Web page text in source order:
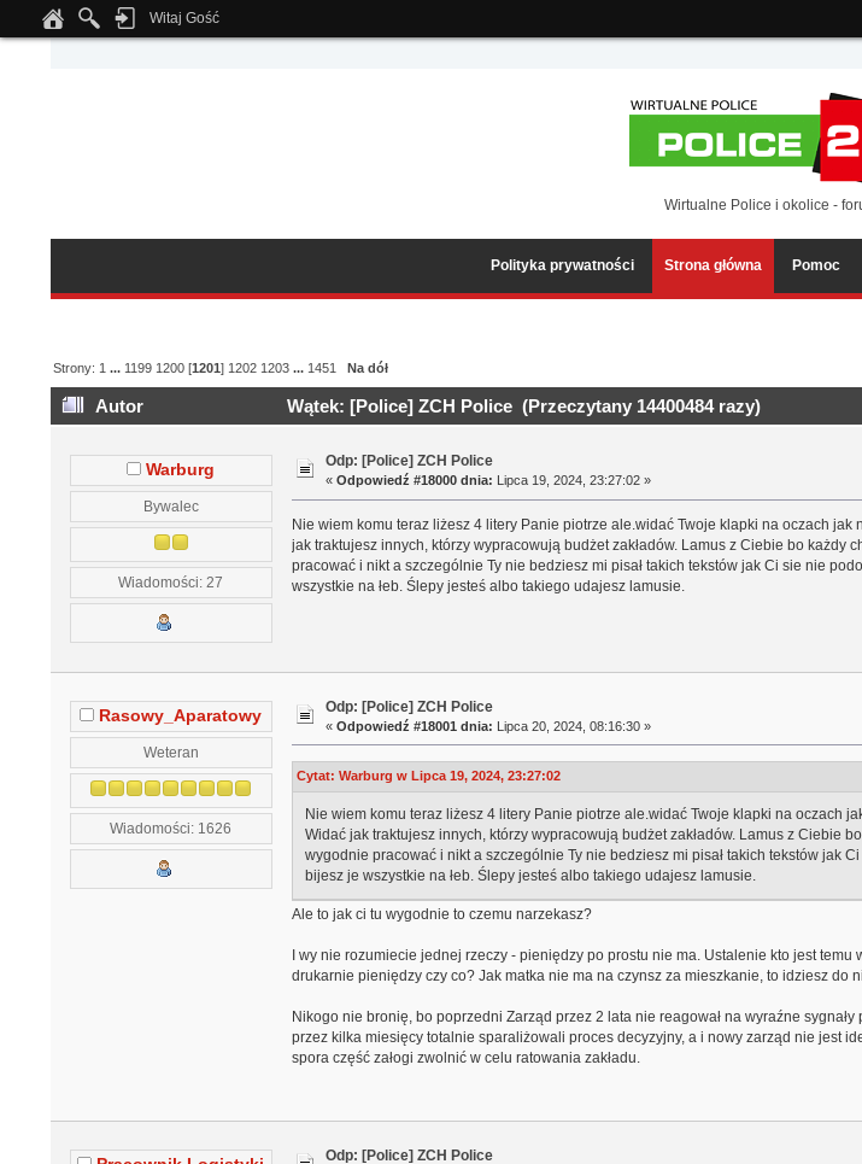
Notice: Undefined index: tapatalk_body_hook in
Witaj Gość
Wirtualne Police i okolice -
Polityka prywatności Strona główna Pomoc
Strony: 1 ... 1199 1200 [1201] 1202 1203 ... 1451 Na dół
Autor Wątek: [Police] ZCH Police (Przeczytany 14400484 razy)
Warburg
Bywalec
Wiadomości: 27
Odp: [Police] ZCH Police
«Odpowiedź #18000 dnia: Lipca 19, 2024, 23:27:02 »
Nie wiem komu teraz liżesz 4 litery Panie piotrze ale.widać Twoje klapki na oczach
jak traktujesz innych, którzy wypracowują budżet zakładów. Lamus z Ciebie bo
pracować i nikt a szczególnie Ty nie bedziesz mi pisał takich tekstów jak Ci sie nie
wszystkie na łeb. Ślepy jesteś albo takiego udajesz lamusie.
Rasowy_Aparatowy
Weteran
Wiadomości: 1626
Odp: [Police] ZCH Police
«Odpowiedź #18001 dnia: Lipca 20, 2024, 08:16:30 »
Cytat: Warburg w Lipca 19, 2024, 23:27:02
Nie wiem komu teraz liżesz 4 litery Panie piotrze ale.widać Twoje klapki na oczach
Widać jak traktujesz innych, którzy wypracowują budżet zakładów. Lamus z Ciebie
wygodnie pracować i nikt a szczególnie Ty nie bedziesz mi pisał takich tekstów jak
bijesz je wszystkie na łeb. Ślepy jesteś albo takiego udajesz lamusie.
Ale to jak ci tu wygodnie to czemu narzekasz?
I wy nie rozumiecie jednej rzeczy - pieniędzy po prostu nie ma. Ustalenie kto jest
drukarnie pieniędzy czy co? Jak matka nie ma na czynsz za mieszkanie, to idziesz do
Nikogo nie bronię, bo poprzedni Zarząd przez 2 lata nie reagował na wyraźne
przez kilka miesięcy totalnie sparaliżowali proces decyzyjny, a i nowy zarząd nie jest
spora część załogi zwolnić w celu ratowania zakładu.
Odp: [Police] ZCH Police